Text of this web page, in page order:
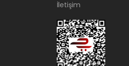
İletişim